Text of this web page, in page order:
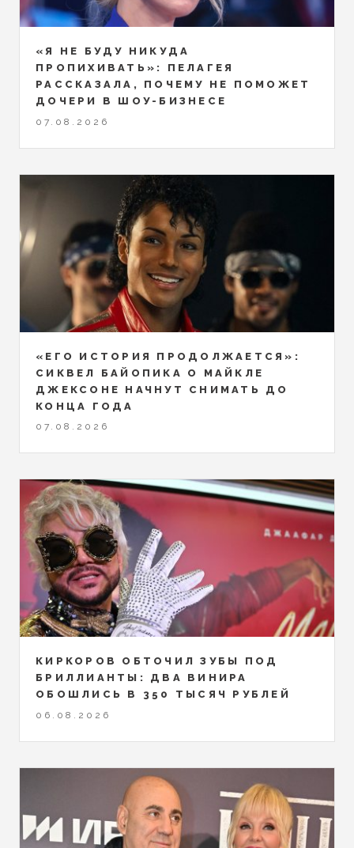
«Я НЕ БУДУ НИКУДА
ПРОПИХИВАТЬ»: ПЕЛАГЕЯ
РАССКАЗАЛА, ПОЧЕМУ НЕ ПОМОЖЕТ
ДОЧЕРИ В ШОУ-БИЗНЕСЕ
07.08.2026
«ЕГО ИСТОРИЯ ПРОДОЛЖАЕТСЯ»:
СИКВЕЛ БАЙОПИКА О МАЙКЛЕ
ДЖЕКСОНЕ НАЧНУТ СНИМАТЬ ДО
КОНЦА ГОДА
07.08.2026
КИРКОРОВ ОБТОЧИЛ ЗУБЫ ПОД
БРИЛЛИАНТЫ: ДВА ВИНИРА
ОБОШЛИСЬ В 350 ТЫСЯЧ РУБЛЕЙ
06.08.2026